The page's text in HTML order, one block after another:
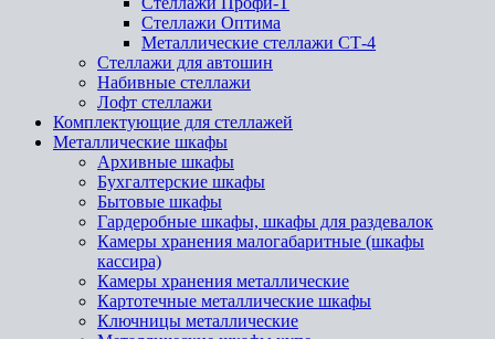
Стеллажи Оптима
Металлические стеллажи СТ-4
Стеллажи для автошин
Набивные стеллажи
Лофт стеллажи
Комплектующие для стеллажей
Металлические шкафы
Архивные шкафы
Бухгалтерские шкафы
Бытовые шкафы
Гардеробные шкафы, шкафы для раздевалок
Камеры хранения малогабаритные (шкафы
кассира)
Камеры хранения металлические
Картотечные металлические шкафы
Ключницы металлические